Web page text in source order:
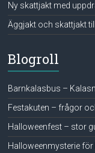
Ny skattjakt med
Äggjakt och skattjakt
Blogroll
Barnkalasbus –
Festakuten – frågor
Halloweenfest – stor
Halloweenmysterie